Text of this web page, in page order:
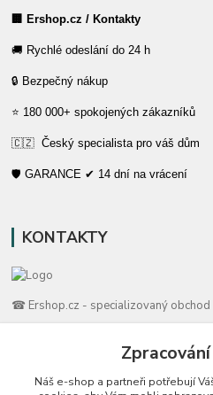
🏢 Ershop.cz / Kontakty
🚚 Rychlé odeslání do 24 h
🔒 Bezpečný nákup
⭐ 180 000+ spokojených zákazníků
🇨🇿 Český specialista pro váš dům
🛡️ GARANCE ✔ 14 dní na vrácení
KONTAKTY
☎ Ershop.cz - specializovaný obchod
🛡️ Zákaznická podpora
📞 728 007 997
⏰ Po-Pá | 7:00 - 13:30 |
Náš e-shop a partneři potřebují